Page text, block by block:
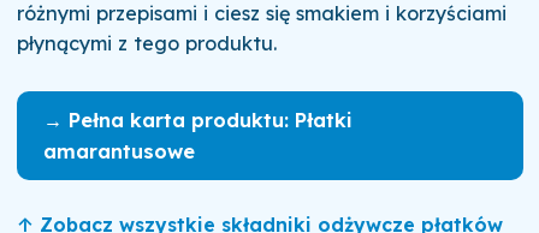
różnymi przepisami i ciesz się smakiem i korzyściami
płynącymi z tego produktu.
→ Pełna karta produktu: Płatki
amarantusowe
↑ Zobacz wszystkie składniki odżywcze płatków